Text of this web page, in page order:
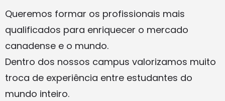
Queremos formar os profissionais mais
qualificados para enriquecer o mercado
canadense e o mundo.
Dentro dos nossos campus valorizamos muito
troca de experiência entre estudantes do
mundo inteiro.